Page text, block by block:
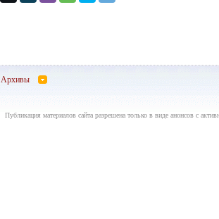
Архивы
Публикация материалов сайта разрешена только в виде анонсов с